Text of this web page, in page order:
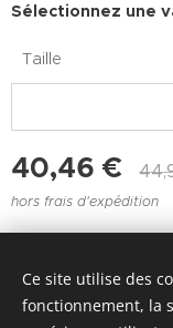
Sélectionnez une
Taille
40,46 €
hors frais d'expédition
Joie de l'attelage -
- +33 4
Ce site utilise des
fonctionnement, la